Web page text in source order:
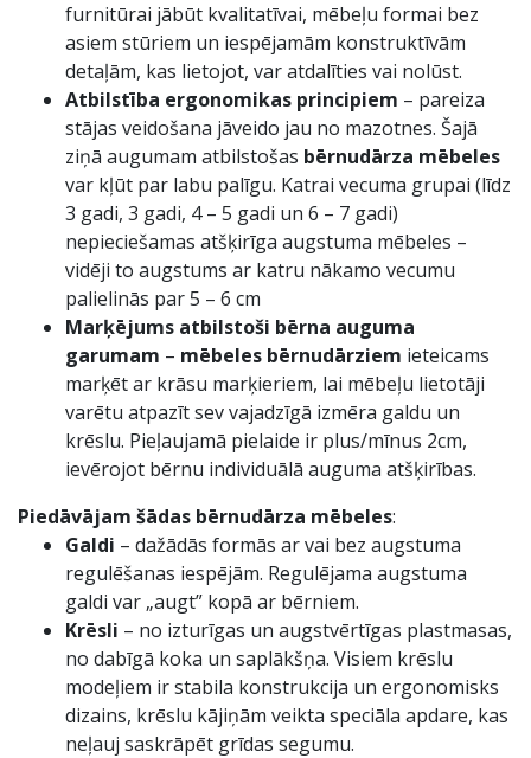
furnitūrai jābūt kvalitatīvai, mēbeļu formai bez
asiem stūriem un iespējamām konstruktīvām
detaļām, kas lietojot, var atdalīties vai nolūst.
Atbilstība ergonomikas principiem – pareiza
stājas veidošana jāveido jau no mazotnes. Šajā
ziņā augumam atbilstošas bērnudārza mēbeles
var kļūt par labu palīgu. Katrai vecuma grupai (līdz
3 gadi, 3 gadi, 4 – 5 gadi un 6 – 7 gadi)
nepieciešamas atšķirīga augstuma mēbeles –
vidēji to augstums ar katru nākamo vecumu
palielinās par 5 – 6 cm
Marķējums atbilstoši bērna auguma
garumam – mēbeles bērnudārziem ieteicams
marķēt ar krāsu marķieriem, lai mēbeļu lietotāji
varētu atpazīt sev vajadzīgā izmēra galdu un
krēslu. Pieļaujamā pielaide ir plus/mīnus 2cm,
ievērojot bērnu individuālā auguma atšķirības.
Piedāvājam šādas bērnudārza mēbeles:
Galdi – dažādās formās ar vai bez augstuma
regulēšanas iespējām. Regulējama augstuma
galdi var „augt” kopā ar bērniem.
Krēsli – no izturīgas un augstvērtīgas plastmasas,
no dabīgā koka un saplākšņa. Visiem krēslu
modeļiem ir stabila konstrukcija un ergonomisks
dizains, krēslu kājiņām veikta speciāla apdare, kas
neļauj saskrāpēt grīdas segumu.